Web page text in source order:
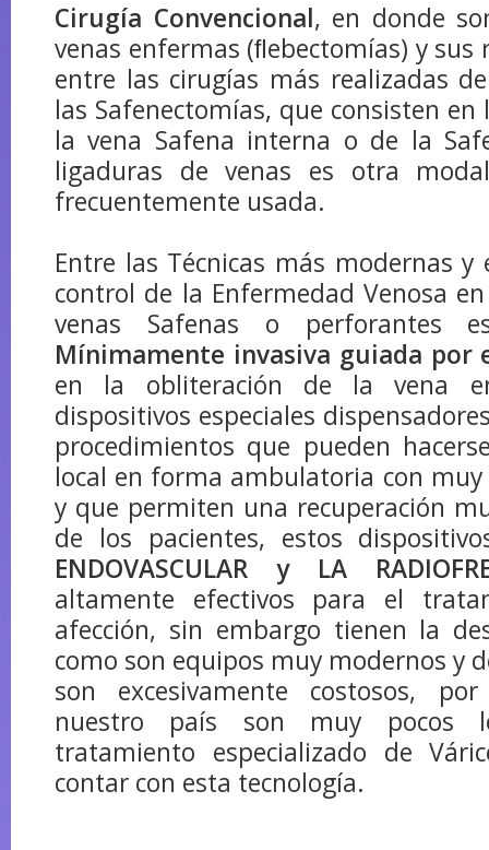
Cirugía Convencional, en donde
venas enfermas (ﬂebectomías) y
entre las cirugías más realizadas
las Safenectomías, que consisten
la vena Safena interna o de la
ligaduras de venas es otra
frecuentemente usada.
Entre las Técnicas más modernas y
control de la Enfermedad Venosa
venas Safenas o
Mínimamente invasiva guiada por
en la obliteración de la vena
dispositivos especiales
procedimientos que pueden
local en forma ambulatoria con
y que permiten una recuperación
de los pacientes, estos
ENDOVASCULAR y LA
altamente efectivos para el
afección, sin embargo tienen la
como son equipos muy modernos y
son excesivamente costosos,
nuestro país son muy pocos
tratamiento especializado de
contar con esta tecnología.